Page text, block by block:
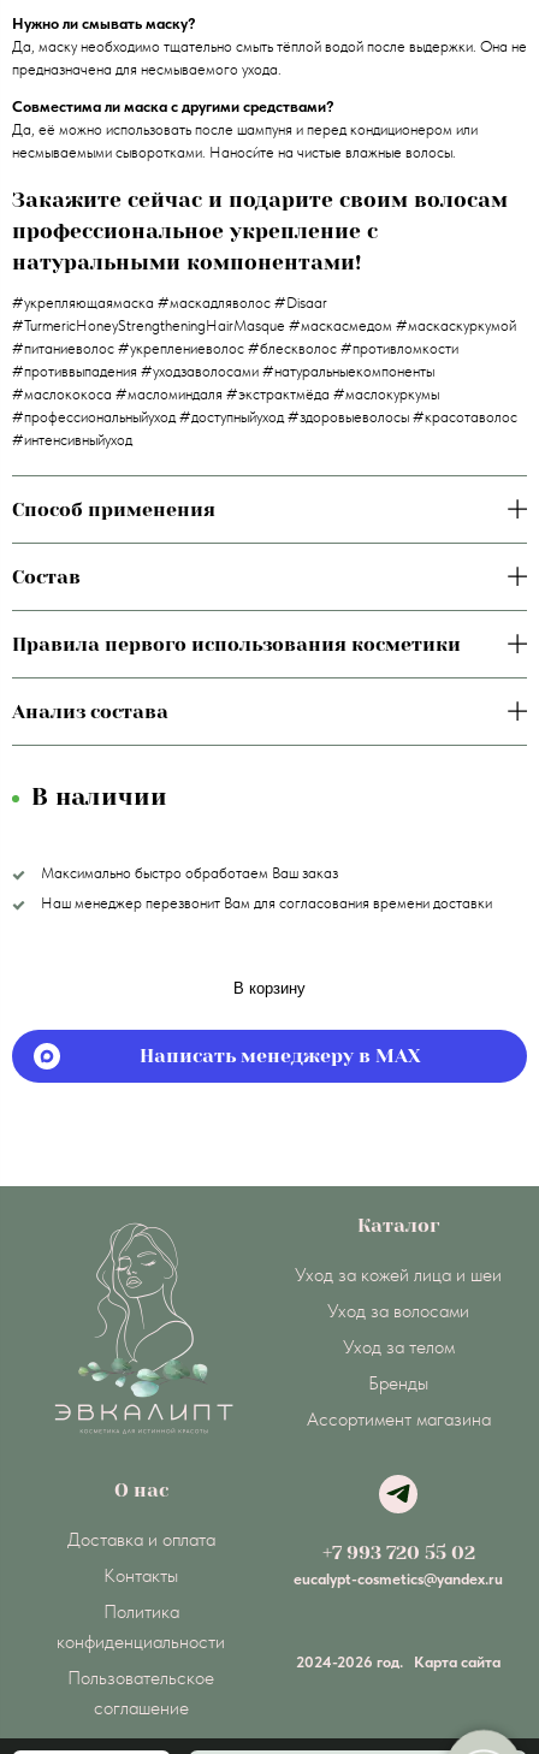
Нужно ли смывать маску?
Да, маску необходимо тщательно смыть тёплой водой после выдержки. Она не
предназначена для несмываемого ухода.
Совместима ли маска с другими средствами?
Да, её можно использовать после шампуня и перед кондиционером или
несмываемыми сыворотками. Наноси́те на чистые влажные волосы.
Закажите сейчас и подарите своим волосам
профессиональное укрепление с
натуральными компонентами!
#укрепляющаямаска #маскадляволос #Disaar
#TurmericHoneyStrengtheningHairMasque #маскасмедом #маскаскуркумой
#питаниеволос #укреплениеволос #блескволос #противломкости
#противвыпадения #уходзаволосами #натуральныекомпоненты
#маслококоса #масломиндаля #экстрактмёда #маслокуркумы
#профессиональныйуход #доступныйуход #здоровыеволосы #красотаволос
#интенсивныйуход
Способ применения
Состав
Правила первого использования косметики
Анализ состава
В наличии
Максимально быстро обработаем Ваш заказ
Наш менеджер перезвонит Вам для согласования времени доставки
В корзину
Написать менеджеру в MAX
Каталог
Уход за кожей лица и шеи
Уход за волосами
Уход за телом
Бренды
Ассортимент магазина
О нас
Доставка и оплата
Контакты
Политика
конфиденциальности
Пользовательское
соглашение
+7 993 720 55 02
eucalypt-cosmetics@yandex.ru
2024-2026 год. Карта сайта